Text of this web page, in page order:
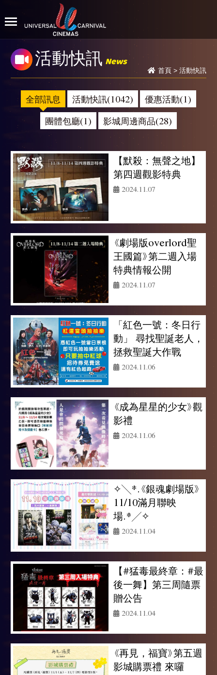
活動快訊 News
首頁> 活動快訊
全部訊息 活動快訊(1042)
優惠活動(1)
團體包廳(1)
影城周邊商品(28)
【默殺：無聲之地】
第四週觀影特典
2024.11.07
《劇場版overlord聖
王國篇》第二週入場
特典情報公開
2024.11.07
「紅色一號：冬日行
動」 尋找聖誕老人，
拯救聖誕大作戰
2024.11.06
《成為星星的少女》觀
影禮
2024.11.06
✧╲*.《銀魂劇場版》
11/10滿月聯映
場.*╱✧
2024.11.04
【#猛毒最終章：#最
後一舞】第三周隨票
贈公告
2024.11.04
《再見，福寶》第五週
影城購票禮 來囉